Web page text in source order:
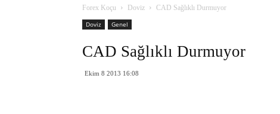
Forex Koçu Doviz
CAD Sağlıklı Durmuyor
Doviz
Genel
CAD Sağlıklı Durmuyor
Ekim 8 2013 16:08